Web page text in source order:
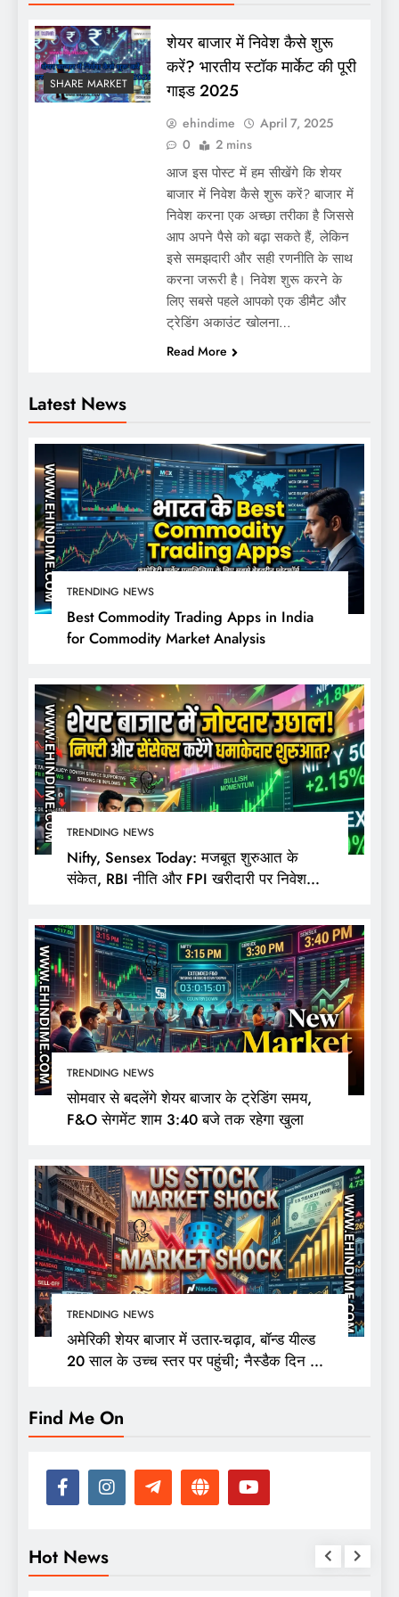
Latest News
TRENDING NEWS
Best Commodity Trading Apps in India
for Commodity Market Analysis
TRENDING NEWS
Nifty, Sensex Today: मजबूत शुरुआत के
संकेत, RBI नीति और FPI खरीदारी पर निवेशकों
TRENDING NEWS
सोमवार से बदलेंगे शेयर बाजार के ट्रेडिंग समय,
F&O सेगमेंट शाम 3:40 बजे तक रहेगा खुला
TRENDING NEWS
अमेरिकी शेयर बाजार में उतार-चढ़ाव, बॉन्ड यील्ड
20 साल के उच्च स्तर पर पहुंची; नैस्डैक दिन की
SHARE MARKET
शेयर बाजार में निवेश कैसे शुरू
करें? भारतीय स्टॉक मार्केट की पूरी
गाइड 2025
ehindime
April 7, 2025
0
2 mins
आज इस पोस्ट में हम सीखेंगे कि शेयर
बाजार में निवेश कैसे शुरू करें? बाजार में
निवेश करना एक अच्छा तरीका है जिससे
आप अपने पैसे को बढ़ा सकते हैं, लेकिन
इसे समझदारी और सही रणनीति के साथ
करना जरूरी है। निवेश शुरू करने के
लिए सबसे पहले आपको एक डीमैट और
ट्रेडिंग अकाउंट खोलना…
Read More
Find Me On
Hot News